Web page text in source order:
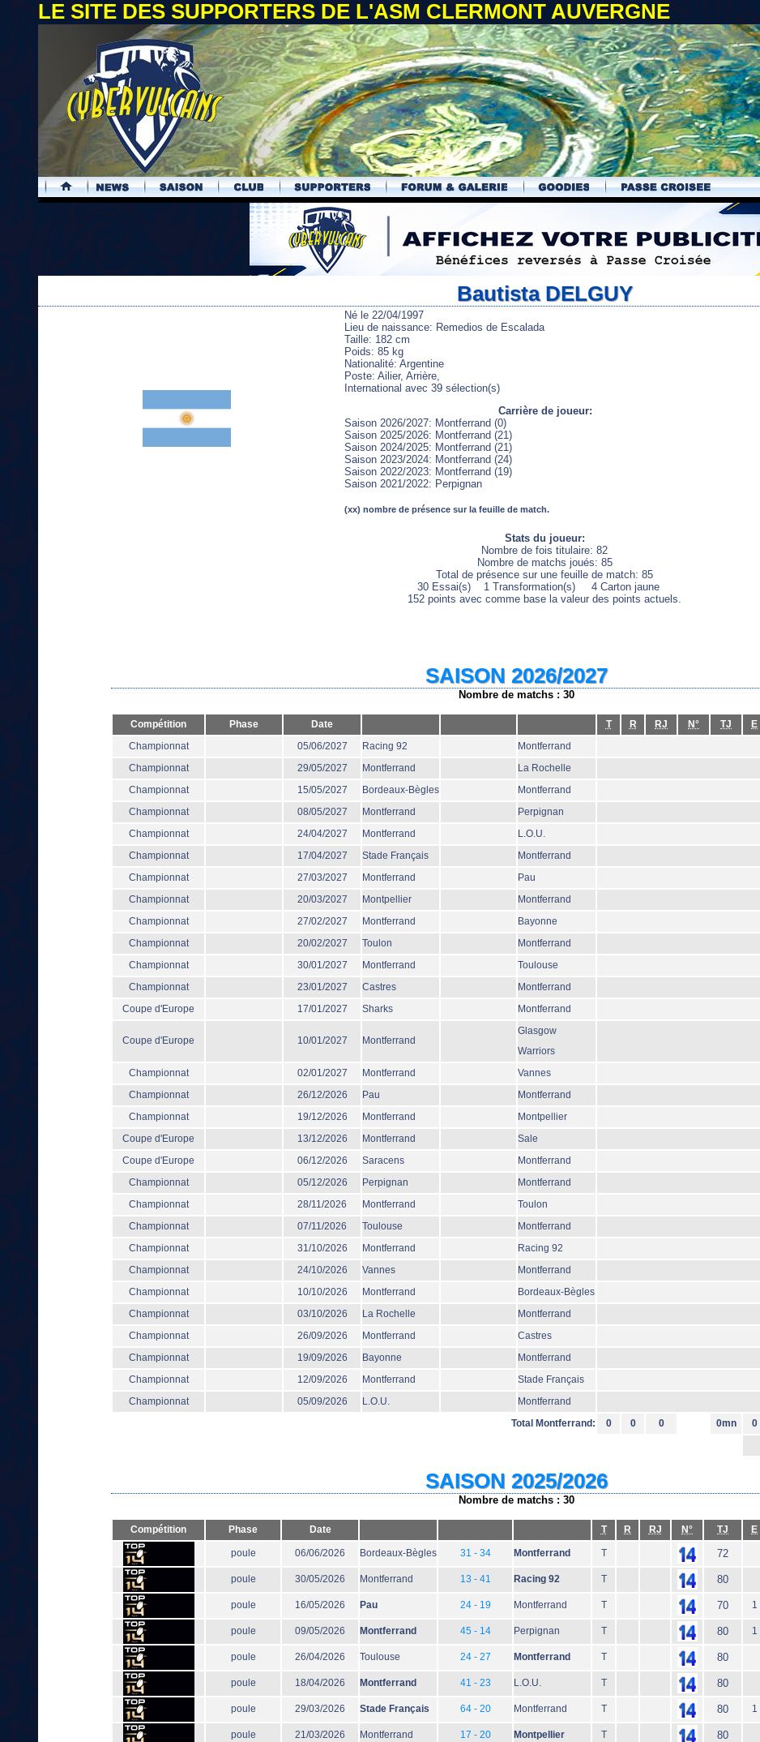
LE SITE DES SUPPORTERS DE L'ASM CLERMONT AUVERGNE
.
Bautista DELGUY
Né le 22/04/1997
Lieu de naissance: Remedios de Escalada
Taille: 182 cm
Poids: 85 kg
Nationalité: Argentine
Poste: Ailier, Arrière,
International avec 39 sélection(s)
Carrière de joueur:
Saison 2026/2027: Montferrand (0)
Saison 2025/2026: Montferrand (21)
Saison 2024/2025: Montferrand (21)
Saison 2023/2024: Montferrand (24)
Saison 2022/2023: Montferrand (19)
Saison 2021/2022: Perpignan
(xx) nombre de présence sur la feuille de match.
Stats du joueur:
Nombre de fois titulaire: 82
Nombre de matchs joués: 85
Total de présence sur une feuille de match: 85
30 Essai(s) 1 Transformation(s) 4 Carton jaune
152 points avec comme base la valeur des points actuels.
SAISON 2026/2027
Nombre de matchs : 30
Compétition Phase Date T R RJ N° TJ E
Championnat
05/06/2027 Racing 92
Montferrand
Championnat
29/05/2027 Montferrand
La Rochelle
Championnat
15/05/2027 Bordeaux-Bègles
Montferrand
Championnat
08/05/2027 Montferrand
Perpignan
Championnat
24/04/2027 Montferrand
L.O.U.
Championnat
17/04/2027 Stade Français
Montferrand
Championnat
27/03/2027 Montferrand
Pau
Championnat
20/03/2027 Montpellier
Montferrand
Championnat
27/02/2027 Montferrand
Bayonne
Championnat
20/02/2027 Toulon
Montferrand
Championnat
30/01/2027 Montferrand
Toulouse
Championnat
23/01/2027 Castres
Montferrand
Coupe d'Europe
17/01/2027 Sharks Montferrand
Coupe d'Europe 10/01/2027 Montferrand
Glasgow
Warriors
Championnat
02/01/2027 Montferrand
Vannes
Championnat
26/12/2026 Pau
Montferrand
Championnat
19/12/2026 Montferrand
Montpellier
Coupe d'Europe
13/12/2026 Montferrand
Sale
Coupe d'Europe
06/12/2026 Saracens
Montferrand
Championnat
05/12/2026 Perpignan
Montferrand
Championnat
28/11/2026 Montferrand
Toulon
Championnat
07/11/2026 Toulouse
Montferrand
Championnat
31/10/2026 Montferrand
Racing 92
Championnat
24/10/2026 Vannes
Montferrand
Championnat
10/10/2026 Montferrand
Bordeaux-Bègles
Championnat
03/10/2026 La Rochelle
Montferrand
Championnat
26/09/2026 Montferrand
Castres
Championnat
19/09/2026 Bayonne
Montferrand
Championnat
12/09/2026 Montferrand
Stade Français
Championnat
05/09/2026 L.O.U.
Montferrand
Total Montferrand:
0 0 0 0mn 0
SAISON 2025/2026
Nombre de matchs : 30
Compétition Phase Date T R RJ N° TJ E
poule 06/06/2026 Bordeaux-Bègles 31 - 34 Montferrand T 72
poule 30/05/2026 Montferrand 13 - 41 Racing 92 T 80
poule 16/05/2026 Pau 24 - 19 Montferrand T 70 1
poule 09/05/2026 Montferrand 45 - 14 Perpignan T 80 1
poule 26/04/2026 Toulouse 24 - 27 Montferrand T 80
poule 18/04/2026 Montferrand 41 - 23 L.O.U. T 80
poule 29/03/2026 Stade Français 64 - 20 Montferrand T 80 1
poule 21/03/2026 Montferrand 17 - 20 Montpellier T 80